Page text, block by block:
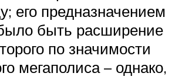
его предназначением
быть расширение
по значимости
мегаполиса – однако,